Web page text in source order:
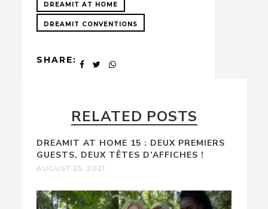
DREAMIT AT HOME
DREAMIT CONVENTIONS
SHARE:
RELATED POSTS
DREAMIT AT HOME 15 : DEUX PREMIERS
GUESTS, DEUX TÊTES D’AFFICHES !
AUGUST 25, 2021